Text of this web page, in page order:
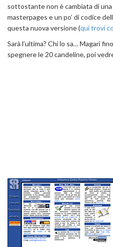
sottostante non è cambiata di
masterpages e un po’ di codice
questa nuova versione (qui trovi
Sarà l’ultima? Chi lo sa… Magari
spegnere le 20 candeline, poi